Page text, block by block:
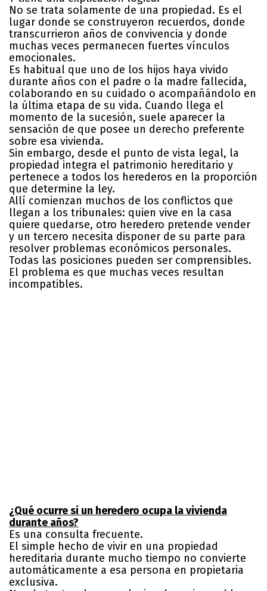
No se trata solamente de una propiedad. Es el
lugar donde se construyeron recuerdos, donde
transcurrieron años de convivencia y donde
muchas veces permanecen fuertes vínculos
emocionales.
Es habitual que uno de los hijos haya vivido
durante años con el padre o la madre fallecida,
colaborando en su cuidado o acompañándolo en
la última etapa de su vida. Cuando llega el
momento de la sucesión, suele aparecer la
sensación de que posee un derecho preferente
sobre esa vivienda.
Sin embargo, desde el punto de vista legal, la
propiedad integra el patrimonio hereditario y
pertenece a todos los herederos en la proporción
que determine la ley.
Allí comienzan muchos de los conflictos que
llegan a los tribunales: quien vive en la casa
quiere quedarse, otro heredero pretende vender
y un tercero necesita disponer de su parte para
resolver problemas económicos personales.
Todas las posiciones pueden ser comprensibles.
El problema es que muchas veces resultan
incompatibles.
¿Qué ocurre si un heredero ocupa la vivienda
durante años?
Es una consulta frecuente.
El simple hecho de vivir en una propiedad
hereditaria durante mucho tiempo no convierte
automáticamente a esa persona en propietaria
exclusiva.